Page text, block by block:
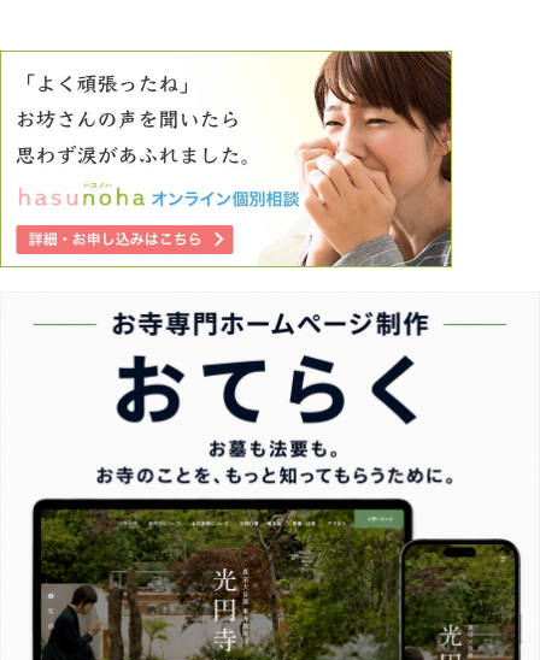
だよｗｗ」と笑って言い、 さらに２年前私が彼女と二人で
旅行に行った時彼女に高速道路で運転をお願いした時は、そ
こで彼女は「合流してくる車（向こうが優先）を煽って進路
妨害をする」「時速100km以上で飛ばしながらスマホで仕事
のメールを打つ」という行為をしました。 「やめて」と言
ってもやめてくれず、本気で死ぬと思いました。 会うた
び、電話するたび、ＬＩＮＥするたび、こんなことが起こり
ます。 限界です。 縁切りをしますが、友人だった者として
何か一言でも言うべきでしょうか…？